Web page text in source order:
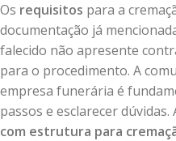
Os requisitos para a
documentação já
falecido não apresente
para o procedimento. A
empresa funerária é
passos e esclarecer dúvidas.
com estrutura para